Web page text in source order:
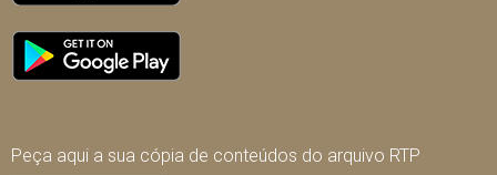
Peça aqui a sua cópia de conteúdos do arquivo RTP